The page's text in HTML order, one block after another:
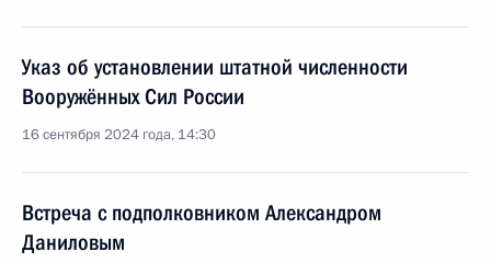
Указ об установлении штатной численности
Вооружённых Сил России
16 сентября 2024 года, 14:30
Встреча с подполковником Александром
Даниловым